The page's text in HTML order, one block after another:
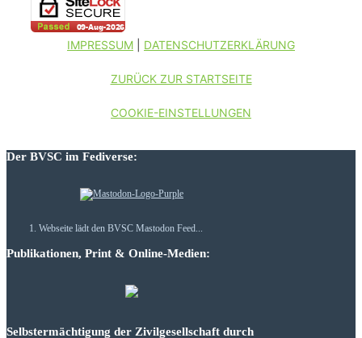
IMPRESSUM DATENSCHUTZERKLÄRUNG
ZURÜCK ZUR STARTSEITE
COOKIE-EINSTELLUNGEN
Der BVSC im Fediverse:
Webseite lädt den BVSC Mastodon Feed...
Publikationen, Print & Online-Medien:
Selbstermächtigung der Zivilgesellschaft durch